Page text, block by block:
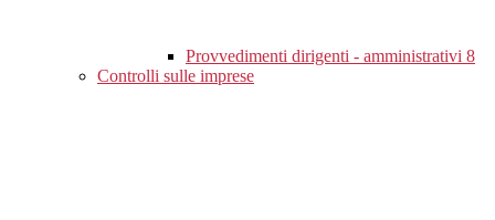
Provvedimenti dirigenti - amministrativi 8
Controlli sulle imprese